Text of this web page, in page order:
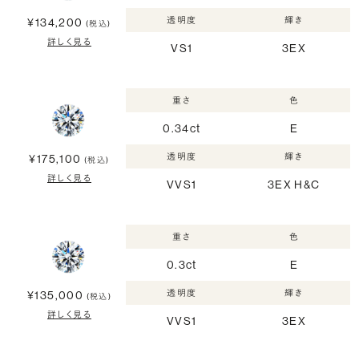
¥134,200 (税込)
詳しく見る
透明度
VS1
輝き
3EX
¥175,100 (税込)
詳しく見る
重さ
0.34ct
色
E
透明度
VVS1
輝き
3EX H&C
¥135,000 (税込)
詳しく見る
重さ
0.3ct
色
E
透明度
VVS1
輝き
3EX